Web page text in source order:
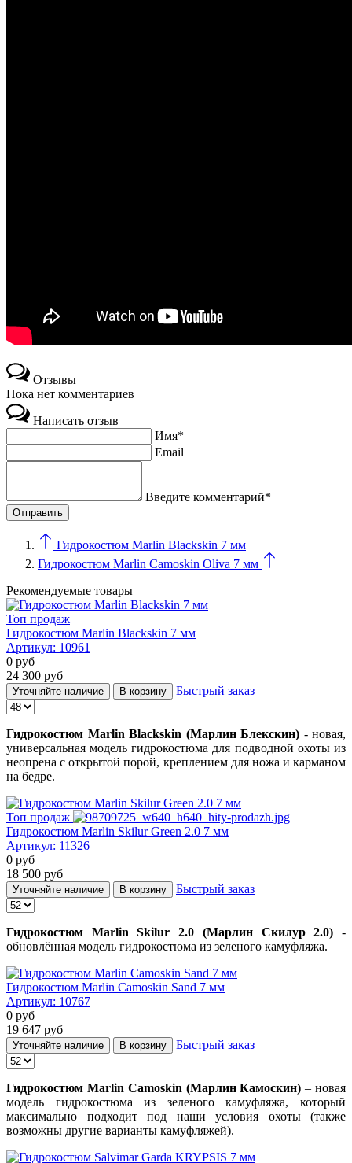
Отзывы
Пока нет комментариев
Написать отзыв
Имя*
Email
Введите комментарий*
Гидрокостюм Marlin Blackskin 7 мм
Гидрокостюм Marlin Camoskin Oliva 7 мм
Рекомендуемые товары
Топ продаж
Гидрокостюм Marlin Blackskin 7 мм
Артикул: 10961
0 руб
24 300 руб
Уточняйте наличие В корзину Быстрый заказ
Гидрокостюм Marlin Blackskin (Марлин Блекскин) - новая,
универсальная модель гидрокостюма для подводной охоты из
неопрена с открытой порой, креплением для ножа и карманом
на бедре.
Топ продаж
Гидрокостюм Marlin Skilur Green 2.0 7 мм
Артикул: 11326
0 руб
18 500 руб
Уточняйте наличие В корзину Быстрый заказ
Гидрокостюм Marlin Skilur 2.0 (Марлин Скилур 2.0) -
обновлённая модель гидрокостюма из зеленого камуфляжа.
Гидрокостюм Marlin Camoskin Sand 7 мм
Артикул: 10767
0 руб
19 647 руб
Уточняйте наличие В корзину Быстрый заказ
Гидрокостюм Marlin Camoskin (Марлин Камоскин) – новая
модель гидрокостюма из зеленого камуфляжа, который
максимально подходит под наши условия охоты (также
возможны другие варианты камуфляжей).